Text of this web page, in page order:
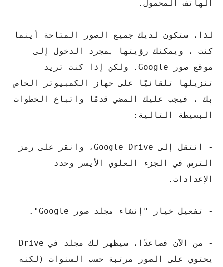
الهاتف المحمول.
لذا، ستكون لديك جميع الصور المتاحة أينما
كنت ، ويمكنك رؤيتها بمجرد الدخول إلى
موقع صور Google. ولكن إذا كنت تريد
تنزيلها تلقائيًا على جهاز الكمبيوتر الخاص
بك ، فيجب عليك المضي قدمًا واتباع الخطوات
البسيطة التالية:
- انتقل إلى Google Drive، وانقر على رمز
الترس في الجزء العلوي الأيسر وحدد
الإعدادات.
- تفعيل خيار "إنشاء مجلد صور Google".
- من الآن فصاعدًا، سيظهر لك مجلد في Drive
يحتوي على الصور مرتبة حسب السنوات (لكنه